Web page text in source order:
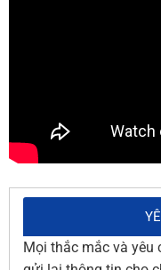
Mọi thắc mắc và yêu